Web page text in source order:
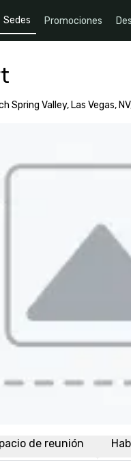
Sedes Promociones
Spring Valley, Las Vegas,
de reunión